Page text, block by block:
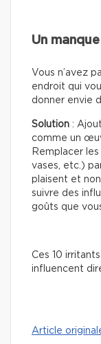
Un
Vous n’avez
endroit qui
donner envie
Solution :
comme un
Remplacer
vases, etc.)
plaisent et
suivre des
goûts que
Ces 10
influencent
Article